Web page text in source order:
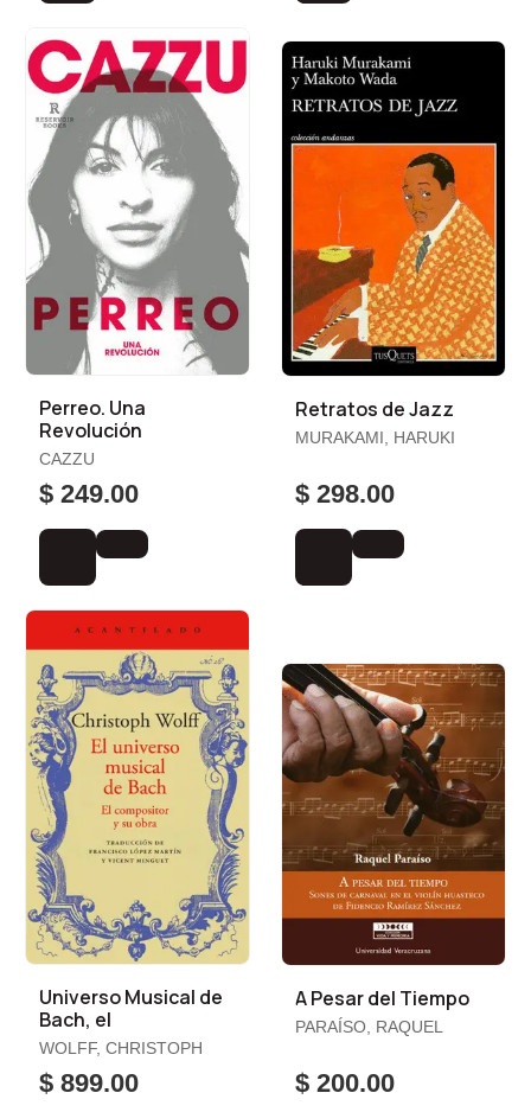
Perreo. Una
Revolución
CAZZU
$ 249.00
Retratos de Jazz
MURAKAMI, HARUKI
$ 298.00
Universo Musical de
Bach, el
WOLFF, CHRISTOPH
$ 899.00
A Pesar del Tiempo
PARAÍSO, RAQUEL
$ 200.00